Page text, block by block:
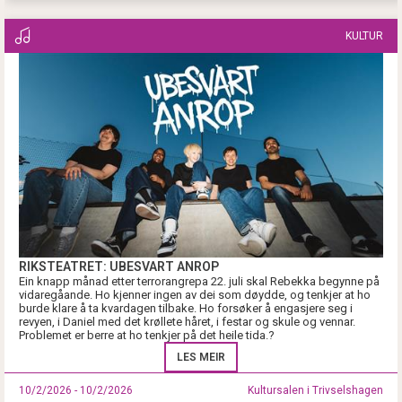
KULTUR
RIKSTEATRET: UBESVART ANROP
Ein knapp månad etter terrorangrepa 22. juli skal Rebekka begynne på
vidaregåande. Ho kjenner ingen av dei som døydde, og tenkjer at ho
burde klare å ta kvardagen tilbake. Ho forsøker å engasjere seg i
revyen, i Daniel med det krøllete håret, i festar og skule og vennar.
Problemet er berre at ho tenkjer på det heile tida.?
LES MEIR
10/2/2026 - 10/2/2026 Kultursalen i Trivselshagen